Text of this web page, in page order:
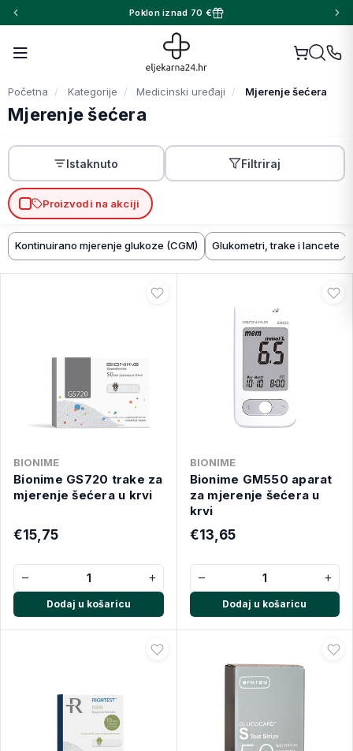
Poklon iznad 70 €
Početna Kategorije Medicinski uređaji Mjerenje šećera
Mjerenje šećera
Istaknuto Filtriraj
Proizvodi na akciji
Kontinuirano mjerenje glukoze (CGM) Glukometri, trake i lancete
BIONIME
Bionime GS720 trake za
mjerenje šećera u krvi
€15,75
− +
Dodaj u košaricu
BIONIME
Bionime GM550 aparat
za mjerenje šećera u
krvi
€13,65
− +
Dodaj u košaricu